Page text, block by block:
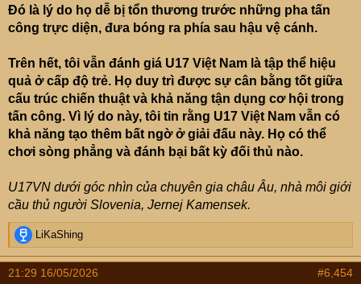
Đó là lý do họ dễ bị tổn thương trước những pha tấn
công trực diện, đưa bóng ra phía sau hậu vệ cánh.
Trên hết, tôi vẫn đánh giá U17 Việt Nam là tập thể hiệu
quả ở cấp độ trẻ. Họ duy trì được sự cân bằng tốt giữa
cấu trúc chiến thuật và khả năng tận dụng cơ hội trong
tấn công. Vì lý do này, tôi tin rằng U17 Việt Nam vẫn có
khả năng tạo thêm bất ngờ ở giải đấu này. Họ có thể
chơi sòng phẳng và đánh bại bất kỳ đối thủ nào.
U17VN dưới góc nhìn của chuyên gia châu Âu, nhà môi giới
cầu thủ người Slovenia, Jernej Kamensek.
R
e
a
c
LiKaShing
21:29 16/05/2026 #6,454